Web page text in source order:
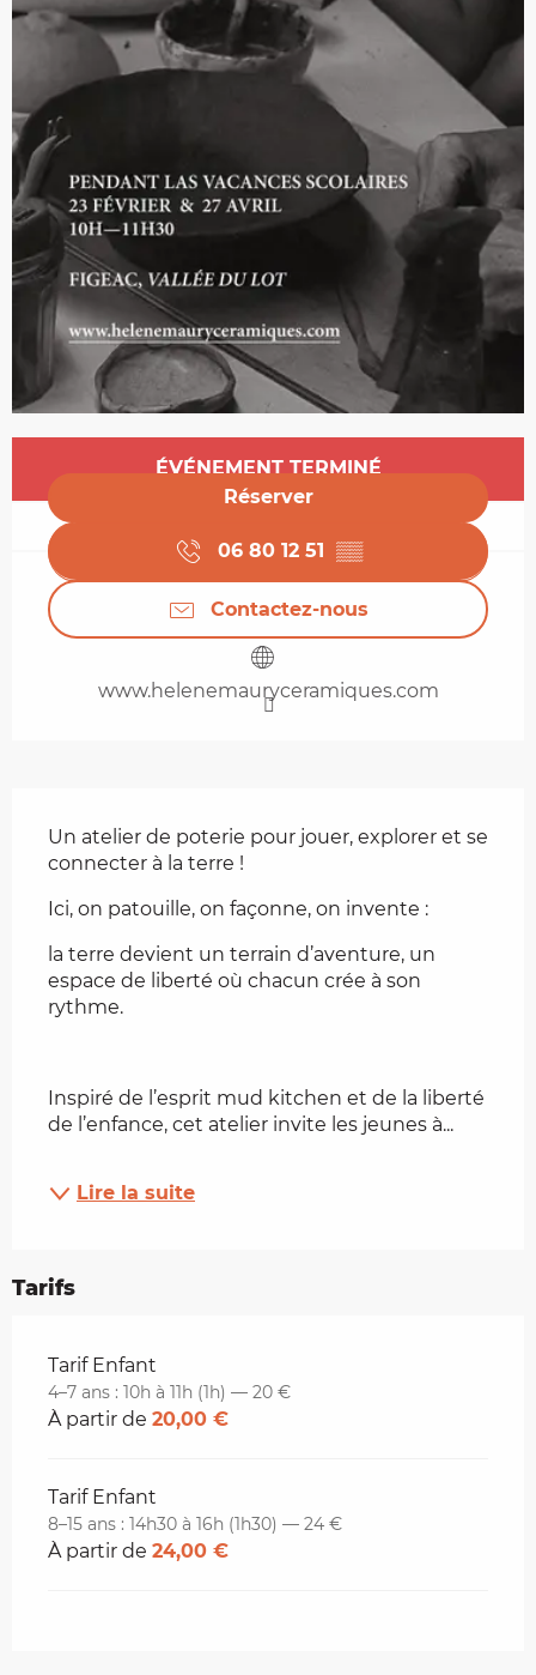
Ouverture et coordonnées
ÉVÉNEMENT TERMINÉ
Réserver
06 80 12 51 ▒▒
Contactez-nous
www.helenemauryceramiques.com
Un atelier de poterie pour jouer, explorer et se
connecter à la terre !
Ici, on patouille, on façonne, on invente :
la terre devient un terrain d’aventure, un
espace de liberté où chacun crée à son
rythme.
Inspiré de l’esprit mud kitchen et de la liberté
de l’enfance, cet atelier invite les jeunes à...
Lire la suite
Tarifs
Tarifs 2026
Tarif Enfant
4–7 ans : 10h à 11h (1h) — 20 €
À partir de 20,00 €
Tarif Enfant
8–15 ans : 14h30 à 16h (1h30) — 24 €
À partir de 24,00 €